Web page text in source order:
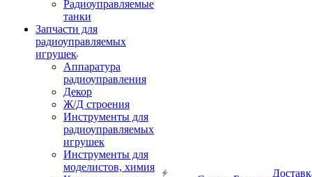
Радиоуправляемые
танки
Запчасти для
радиоуправляемых
игрушек
Аппаратура
радиоуправления
Декор
Ж/Д строения
Инструменты для
радиоуправляемых
игрушек
Инструменты для
моделистов, химия